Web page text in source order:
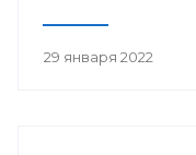
29 января 2022